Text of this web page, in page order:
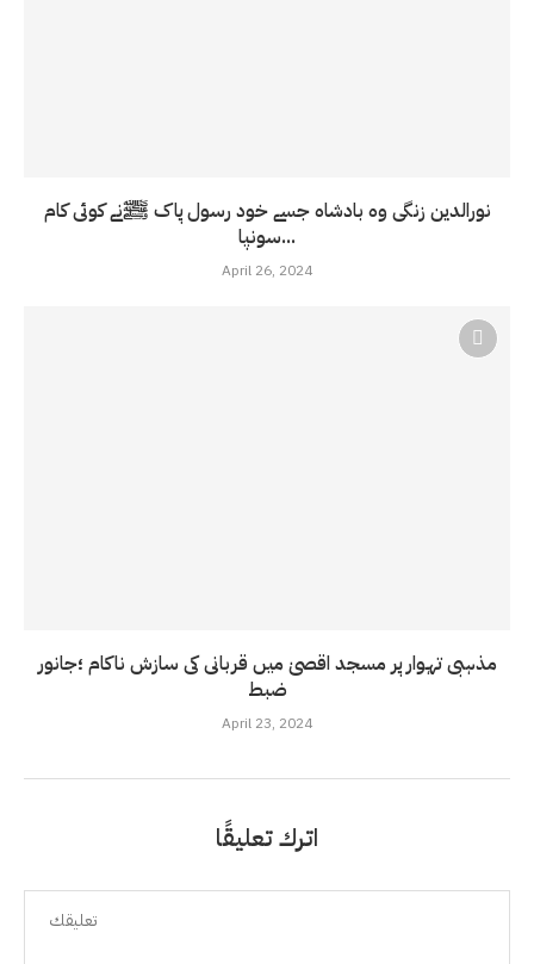
نورالدین زنگی وہ بادشاہ جسے خود رسول پاک ﷺنے کوئی کام
سونپا...
April 26, 2024
مذہبی تہوار پر مسجد اقصیٰ میں قربانی کی سازش ناکام ؛جانور
ضبط
April 23, 2024
اترك تعليقًا